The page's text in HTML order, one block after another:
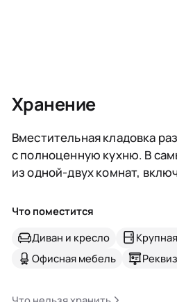
Хранение
Вместительная кладовка
с полноценную кухню. В
из одной-двух комнат,
Что поместится
Диван и кресло
Офисная мебель